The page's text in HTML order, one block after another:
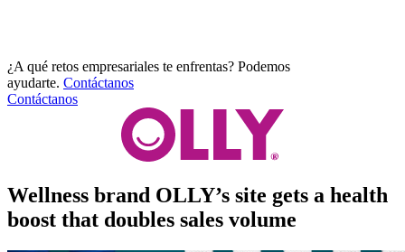
¿A qué retos empresariales te enfrentas? Podemos
ayudarte. Contáctanos
Contáctanos
Wellness brand OLLY’s site gets a health
boost that doubles sales volume